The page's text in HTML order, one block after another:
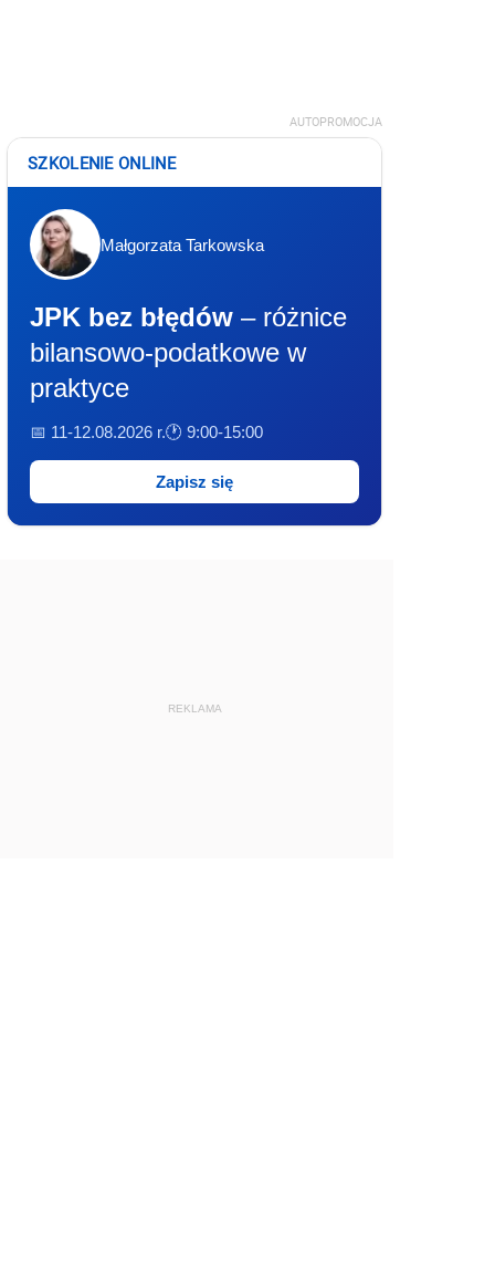
AUTOPROMOCJA
SZKOLENIE ONLINE
Małgorzata Tarkowska
JPK bez błędów – różnice
bilansowo-podatkowe w
praktyce
📅 11-12.08.2026 r.🕐 9:00-15:00
Zapisz się
REKLAMA